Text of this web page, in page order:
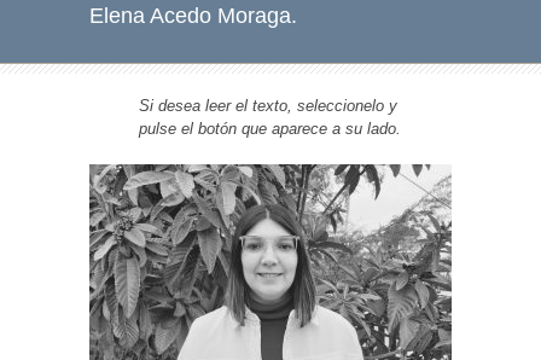
Elena Acedo Moraga.
Si desea leer el texto, seleccionelo y
pulse el botón que aparece a su lado.